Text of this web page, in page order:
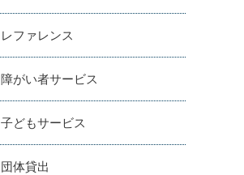
レファレンス
障がい者サービス
子どもサービス
団体貸出